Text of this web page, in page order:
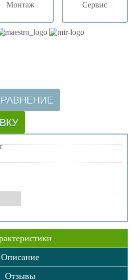
Монтаж Сервис
Описание
Отзывы